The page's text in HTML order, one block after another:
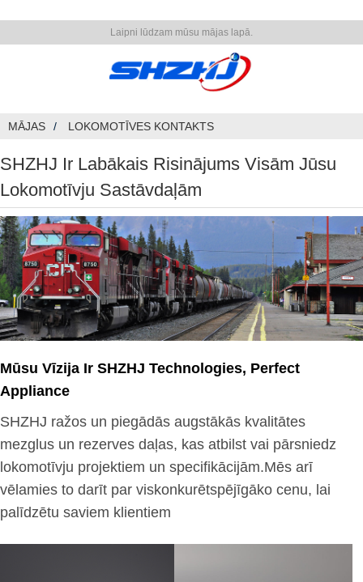
Laipni lūdzam mūsu mājas lapā.
MĀJAS LOKOMOTĪVES KONTAKTS
SHZHJ Ir Labākais Risinājums Visām Jūsu
Lokomotīvju Sastāvdaļām
Mūsu Vīzija Ir SHZHJ Technologies, Perfect
Appliance
SHZHJ ražos un piegādās augstākās kvalitātes
mezglus un rezerves daļas, kas atbilst vai pārsniedz
lokomotīvju projektiem un specifikācijām.Mēs arī
vēlamies to darīt par viskonkurētspējīgāko cenu, lai
palīdzētu saviem klientiem